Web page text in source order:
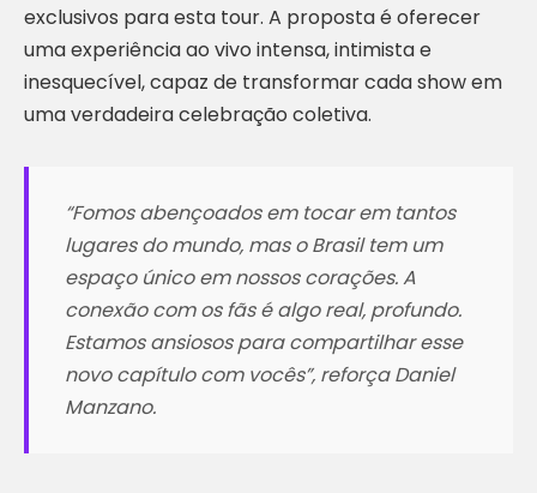
exclusivos para esta tour. A proposta é oferecer
uma experiência ao vivo intensa, intimista e
inesquecível, capaz de transformar cada show em
uma verdadeira celebração coletiva.
“Fomos abençoados em tocar em tantos
lugares do mundo, mas o Brasil tem um
espaço único em nossos corações. A
conexão com os fãs é algo real, profundo.
Estamos ansiosos para compartilhar esse
novo capítulo com vocês”, reforça Daniel
Manzano.